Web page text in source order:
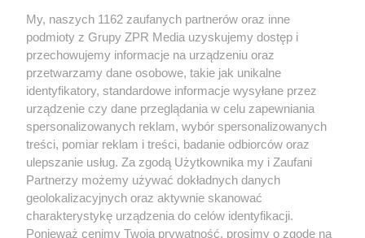
Żaden utwór zamieszczony w serwisie nie może być powielany i
rozpowszechniany lub dalej rozpowszechniany w jakikolwiek sposób (w
tym także elektroniczny lub mechaniczny) na jakimkolwiek polu
eksploatacji w jakiejkolwiek formie, włącznie z umieszczaniem w Internecie
bez pisemnej zgody właściciela praw. Jakiekolwiek użycie lub
wykorzystanie utworów w całości lub w części z naruszeniem prawa, tzn.
bez właściwej zgody, jest zabronione pod groźbą kary i może być ścigane
prawnie.
O nas
My, naszych 1162 zaufanych partnerów oraz inne
podmioty z Grupy ZPR Media uzyskujemy dostęp i
przechowujemy informacje na urządzeniu oraz
przetwarzamy dane osobowe, takie jak unikalne
identyfikatory, standardowe informacje wysyłane przez
urządzenie czy dane przeglądania w celu zapewniania
spersonalizowanych reklam, wybór spersonalizowanych
treści, pomiar reklam i treści, badanie odbiorców oraz
ulepszanie usług. Za zgodą Użytkownika my i Zaufani
Partnerzy możemy używać dokładnych danych
geolokalizacyjnych oraz aktywnie skanować
charakterystykę urządzenia do celów identyfikacji.
Ponieważ cenimy Twoją prywatność, prosimy o zgodę na